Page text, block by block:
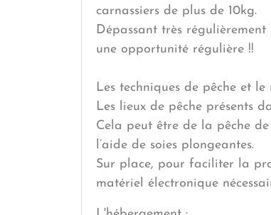
carnassiers de plus de 10kg.
Dépassant très
une opportunité régulière !!
Les techniques de pêche et le
Les lieux de pêche présents
Cela peut être de la pêche
l’aide de soies plongeantes.
Sur place, pour faciliter la
matériel électronique